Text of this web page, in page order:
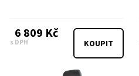
6 809 Kč
s DPH KOUPIT